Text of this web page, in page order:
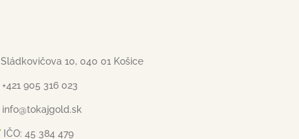
Sládkovičova 10, 040 01 Košice
+421 905 316 023
info@tokajgold.sk
IČO: 45 384 479